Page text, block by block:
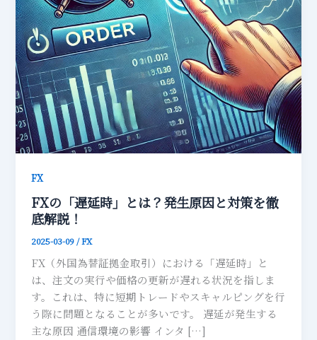
FX
FXの「遅延時」とは？発生原因と対策を徹
底解説！
2025-03-09 /FX
FX（外国為替証拠金取引）における「遅延時」と
は、注文の実行や価格の更新が遅れる状況を指しま
す。これは、特に短期トレードやスキャルピングを行
う際に問題となることが多いです。 遅延が発生する
主な原因 通信環境の影響 インタ […]